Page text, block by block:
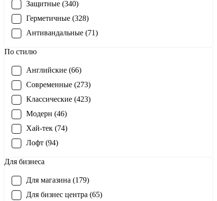
Защитные (340)
Герметичные (328)
Антивандальные (71)
По стилю
Английские (66)
Современные (273)
Классические (423)
Модерн (46)
Хай-тек (74)
Лофт (94)
Для бизнеса
Для магазина (179)
Для бизнес центра (65)